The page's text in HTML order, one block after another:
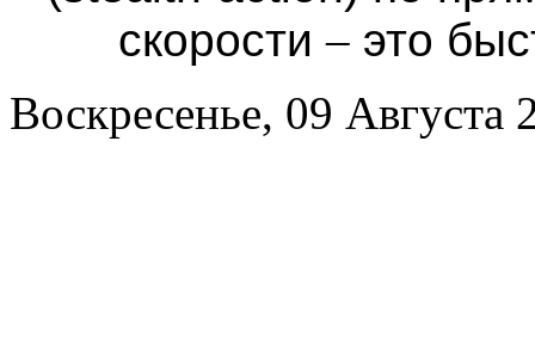
скорости– это
Воскресенье, 09 Августа